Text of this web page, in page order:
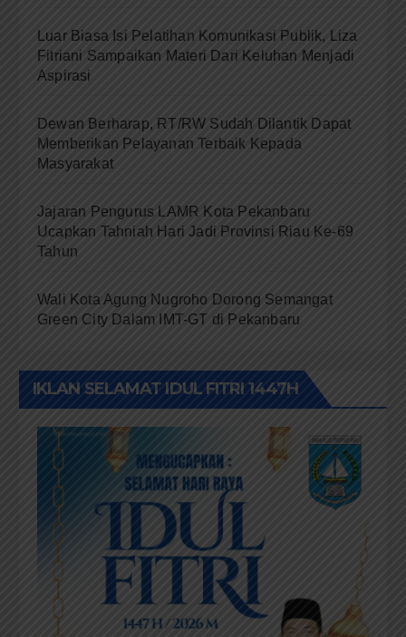
Luar Biasa Isi Pelatihan Komunikasi Publik, Liza
Fitriani Sampaikan Materi Dari Keluhan Menjadi
Aspirasi
Dewan Berharap, RT/RW Sudah Dilantik Dapat
Memberikan Pelayanan Terbaik Kepada
Masyarakat
Jajaran Pengurus LAMR Kota Pekanbaru
Ucapkan Tahniah Hari Jadi Provinsi Riau Ke-69
Tahun
Wali Kota Agung Nugroho Dorong Semangat
Green City Dalam IMT-GT di Pekanbaru
IKLAN SELAMAT IDUL FITRI 1447H